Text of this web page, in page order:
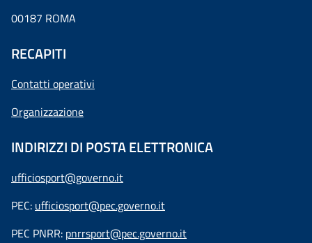
00187 ROMA
RECAPITI
Contatti operativi
Organizzazione
INDIRIZZI DI POSTA ELETTRONICA
ufficiosport@governo.it
PEC: ufficiosport@pec.governo.it
PEC PNRR: pnrrsport@pec.governo.it